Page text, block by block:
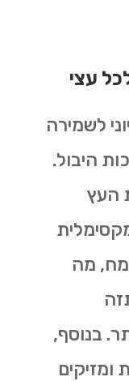
עצי
לשמירה
היבול.
העץ
מה
בנוסף,
ומזיקים